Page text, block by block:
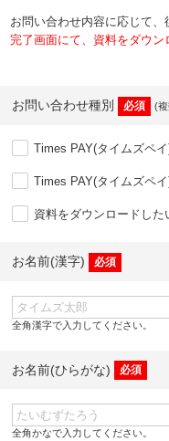
お問い合わせ内容に応じて
完了画面にて、資料をダウン
お問い合わせ種別 必須 (
Times PAY(タイムズペ
Times PAY(タイムズペ
資料をダウンロードした
お名前(漢字) 必須
全角漢字で入力してください。
お名前(ひらがな) 必須
全角かなで入力してください。